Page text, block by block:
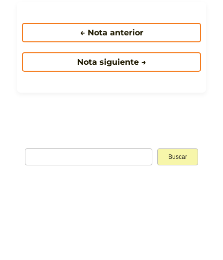
← Nota anterior
Nota siguiente →